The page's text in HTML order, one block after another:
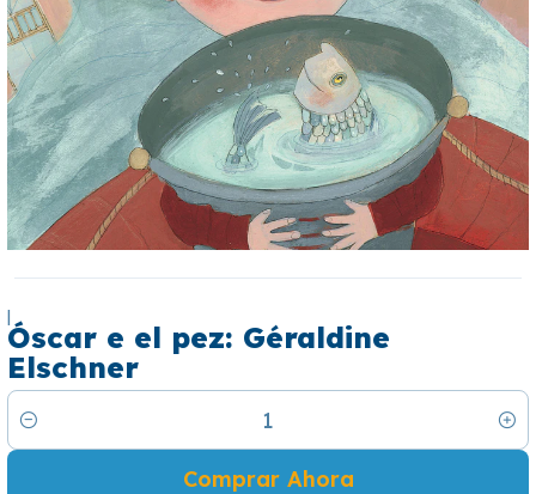
|
Óscar e el pez: Géraldine
Elschner
Cantidad
Comprar Ahora